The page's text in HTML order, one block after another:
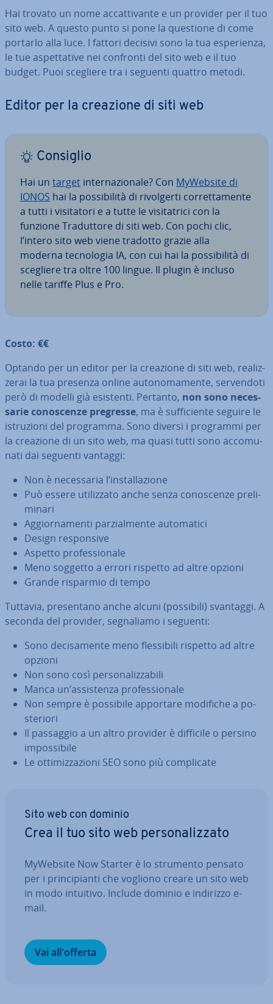
Hai trovato un nome ac­cat­ti­van­te e un provider per il tuo
sito web. A questo punto si pone la questione di come
portarlo alla luce. I fattori decisivi sono la tua espe­rien­za,
le tue aspet­ta­ti­ve nei confronti del sito web e il tuo
budget. Puoi scegliere tra i seguenti quattro metodi.
Editor per la creazione di siti web
Consiglio
Hai un target in­ter­na­zio­na­le? Con MyWebsite di
IONOS hai la pos­si­bi­li­tà di ri­vol­ger­ti cor­ret­ta­men­te
a tutti i vi­si­ta­to­ri e a tutte le vi­si­ta­tri­ci con la
funzione Tra­dut­to­re di siti web. Con pochi clic,
l’intero sito web viene tradotto grazie alla
moderna tec­no­lo­gia IA, con cui hai la pos­si­bi­li­tà di
scegliere tra oltre 100 lingue. Il plugin è incluso
nelle tariffe Plus e Pro.
Costo: €€
Optando per un editor per la creazione di siti web, rea­liz­
ze­rai la tua presenza online au­to­no­ma­men­te, ser­ven­do­ti
però di modelli già esistenti. Pertanto, non sono ne­ces­
sa­rie co­no­scen­ze pregresse, ma è suf­fi­cien­te seguire le
istru­zio­ni del programma. Sono diversi i programmi per
la creazione di un sito web, ma quasi tutti sono ac­co­mu­
na­ti dai seguenti vantaggi:
Non è ne­ces­sa­ria l’in­stal­la­zio­ne
Può essere uti­liz­za­to anche senza co­no­scen­ze pre­li­
mi­na­ri
Ag­gior­na­men­ti par­zial­men­te au­to­ma­ti­ci
Design re­spon­si­ve
Aspetto pro­fes­sio­na­le
Meno soggetto a errori rispetto ad altre opzioni
Grande risparmio di tempo
Tuttavia, pre­sen­ta­no anche alcuni (possibili) svantaggi. A
seconda del provider, se­gna­lia­mo i seguenti:
Sono de­ci­sa­men­te meno fles­si­bi­li rispetto ad altre
opzioni
Non sono così per­so­na­liz­za­bi­li
Manca un’as­si­sten­za pro­fes­sio­na­le
Non sempre è possibile apportare modifiche a po­
ste­rio­ri
Il passaggio a un altro provider è difficile o persino
im­pos­si­bi­le
Le ot­ti­miz­za­zio­ni SEO sono più com­pli­ca­te
Sito web con dominio
Crea il tuo sito web per­so­na­liz­za­to
MyWebsite Now Starter è lo strumento pensato
per i prin­ci­pian­ti che vogliono creare un sito web
in modo intuitivo. Include dominio e indirizzo e-
mail.
Vai al­l'of­fer­ta